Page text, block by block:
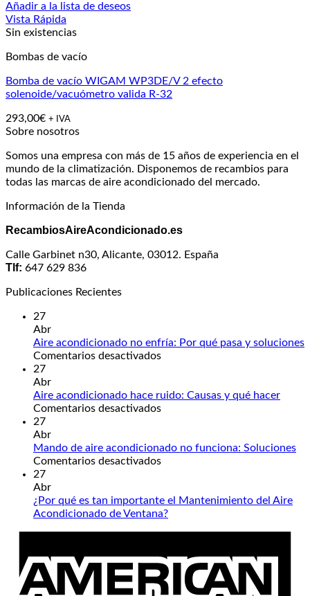
Añadir a la lista de deseos
Vista Rápida
Sin existencias
Bombas de vacío
Bomba de vacío WIGAM WP3DE/V 2 efecto
solenoide/vacuómetro valida R-32
293,00€ + IVA
Sobre nosotros
Somos una empresa con más de 15 años de experiencia en el
mundo de la climatización. Disponemos de recambios para
todas las marcas de aire acondicionado del mercado.
Información de la Tienda
RecambiosAireAcondicionado.es
Calle Garbinet n30, Alicante, 03012. España
Tlf: 647 629 836
Publicaciones Recientes
27
Abr
Aire acondicionado no enfría: Por qué pasa y soluciones
Comentarios desactivadosen
no
enfría:
pasa
y
27
Abr
Aire acondicionado hace ruido: Causas y qué hacer
Comentarios desactivadosen
hace
ruido:
qué
hacer
27
Abr
Mando de aire acondicionado no funciona: Soluciones
Comentarios desactivadosen
aire
acondicionado
27
Abr
¿Por qué es tan importante el Mantenimiento del Aire
Acondicionado de Ventana?No
¿Por
qué